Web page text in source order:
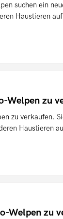
suchen ein
Haustieren
Welpen zu
zu verkaufen.
Haustieren
Welpen zu